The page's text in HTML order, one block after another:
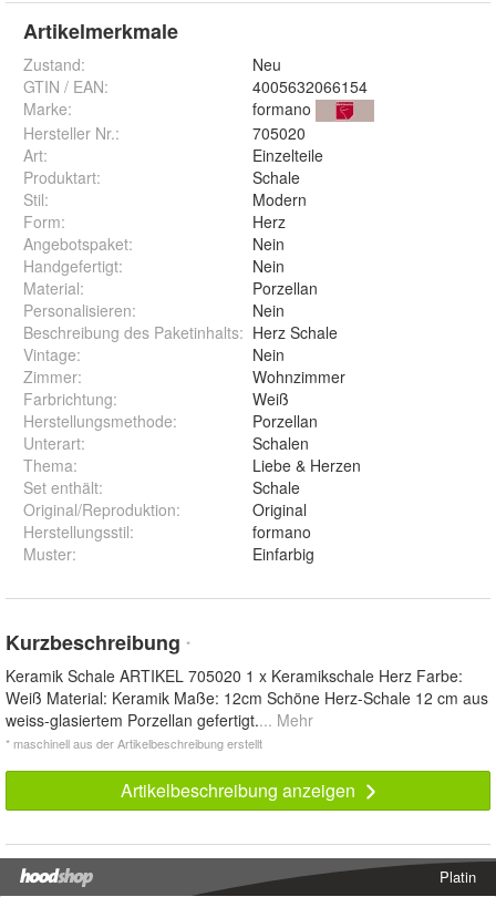
Artikelmerkmale
Zustand:
Neu
GTIN / EAN:
4005632066154
Marke:
formano
Hersteller Nr.:
705020
Art:
Einzelteile
Produktart:
Schale
Stil:
Modern
Form:
Herz
Angebotspaket:
Nein
Handgefertigt:
Nein
Material:
Porzellan
Personalisieren:
Nein
Beschreibung des Paketinhalts: Herz Schale
Vintage:
Nein
Zimmer:
Wohnzimmer
Farbrichtung:
Weiß
Herstellungsmethode:
Porzellan
Unterart:
Schalen
Thema:
Liebe & Herzen
Set enthält:
Schale
Original/Reproduktion:
Original
Herstellungsstil:
formano
Muster: Einfarbig
Kurzbeschreibung *
Keramik Schale ARTIKEL 705020 1 x Keramikschale Herz Farbe:
Weiß Material: Keramik Maße: 12cm Schöne Herz-Schale 12 cm aus
weiss-glasiertem Porzellan gefertigt.... Mehr
* maschinell aus der Artikelbeschreibung erstellt
Artikelbeschreibung anzeigen
Platin